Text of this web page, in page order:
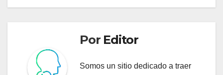
Por Editor
Somos un sitio dedicado a traer